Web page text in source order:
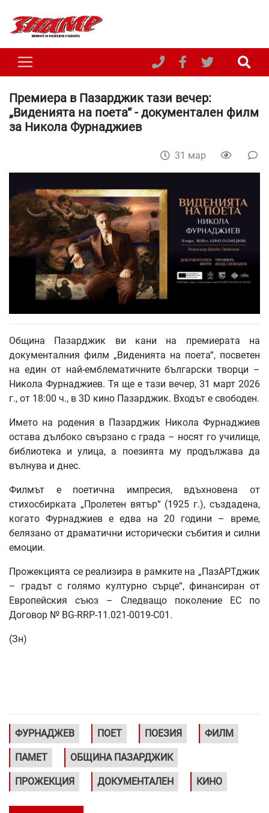
Премиера в Пазарджик тази вечер:
„Виденията на поета“ - документален филм
за Никола Фурнаджиев
31 мар
Община Пазарджик ви кани на премиерата на
документалния филм „Виденията на поета“, посветен
на един от най-емблематичните български творци –
Никола Фурнаджиев. Тя ще е тази вечер, 31 март 2026
г., от 18:00 ч., в 3D кино Пазарджик. Входът е свободен.
Името на родения в Пазарджик Никола Фурнаджиев
остава дълбоко свързано с града – носят го училище,
библиотека и улица, а поезията му продължава да
вълнува и днес.
Филмът е поетична импресия, вдъхновена от
стихосбирката „Пролетен вятър“ (1925 г.), създадена,
когато Фурнаджиев е едва на 20 години – време,
белязано от драматични исторически събития и силни
емоции.
Прожекцията се реализира в рамките на „ПазАРТджик
– градът с голямо културно сърце“, финансиран от
Европейския съюз – Следващо поколение ЕС по
Договор № BG-RRP-11.021-0019-C01.
(Зн)
ФУРНАДЖЕВ ПОЕТ ПОЕЗИЯ ФИЛМ
ПАМЕТ ОБЩИНА ПАЗАРДЖИК
ПРОЖЕКЦИЯ ДОКУМЕНТАЛЕН КИНО